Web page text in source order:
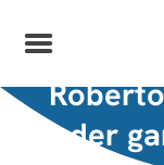
der